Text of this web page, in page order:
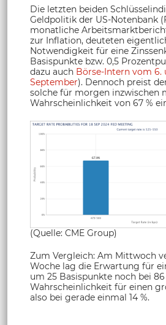
Die letzten beiden
Geldpolitik der US-Notenbank
monatliche
zur Inflation, deuteten
Notwendigkeit für eine
Basispunkte bzw. 0,5
dazu auch Börse-Intern vom 6.
September). Dennoch preist
solche für morgen inzwischen
Wahrscheinlichkeit von 67 %
(Quelle: CME Group)
Zum Vergleich: Am Mittwoch
Woche lag die Erwartung für
um 25 Basispunkte noch bei 86
Wahrscheinlichkeit für einen
also bei gerade einmal 14 %.